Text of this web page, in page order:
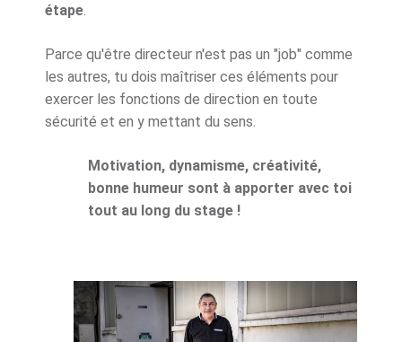
étape
Parce qu'être directeur n'est pas un "job" comme
les autres, tu dois maîtriser ces éléments pour
exercer les fonctions de direction en toute
sécurité et en y mettant du sens.
Motivation, dynamisme, créativité,
bonne humeur sont à apporter avec toi
tout au long du stage !